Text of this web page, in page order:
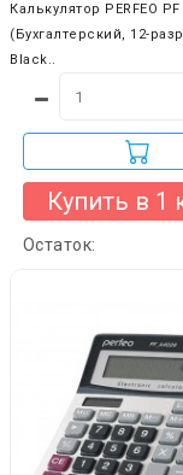
Калькулятор PERFEO PF
(Бухгалтерский, 12-
Black..
Купить в 1
Остаток: